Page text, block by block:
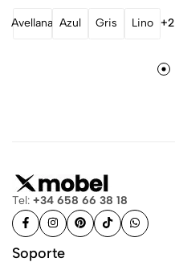
Avellana Azul Gris Lino +2
Tel: +34 658 66 38 18
Soporte